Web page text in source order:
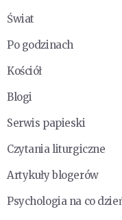
Świat
Po godzinach
Kościół
Blogi
Serwis papieski
Czytania liturgiczne
Artykuły blogerów
Psychologia na co